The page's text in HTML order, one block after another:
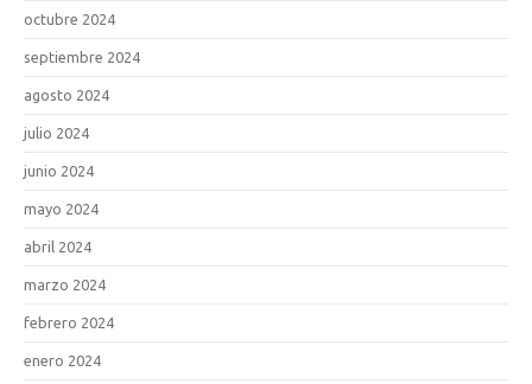
octubre 2024
septiembre 2024
agosto 2024
julio 2024
junio 2024
mayo 2024
abril 2024
marzo 2024
febrero 2024
enero 2024